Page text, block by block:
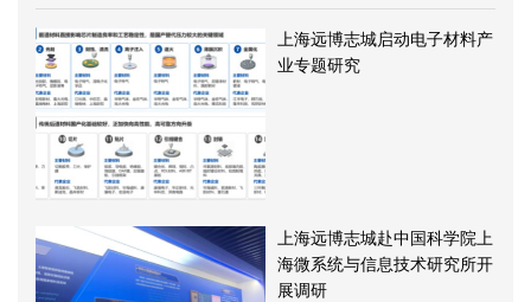
上海远博志城启动电子材料产
业专题研究
上海远博志城赴中国科学院上
海微系统与信息技术研究所开
展调研